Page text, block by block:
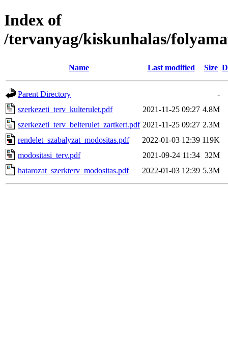
Index of
/tervanyag/kiskunhalas/
Name Last modified Size
Parent Directory
-
szerkezeti_terv_kulterulet.pdf
2021-11-25 09:27 4.8M
szerkezeti_terv_belterulet_zartkert.pdf 2021-11-25 09:27 2.3M
rendelet_szabalyzat_modositas.pdf
2022-01-03 12:39 119K
modositasi_terv.pdf
2021-09-24 11:34 32M
hatarozat_szerkterv_modositas.pdf
2022-01-03 12:39 5.3M